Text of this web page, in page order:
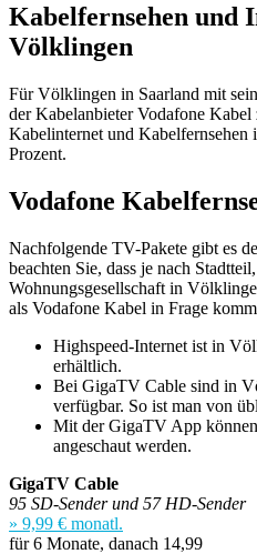
Kabelfernsehen und
Völklingen
Für Völklingen in Saarland mit
der Kabelanbieter Vodafone
Kabelinternet und
Prozent.
Vodafone
Nachfolgende TV-Pakete gibt es
beachten Sie, dass je nach
Wohnungsgesellschaft in
als Vodafone Kabel in Frage
Highspeed-Internet ist in
erhältlich.
Bei GigaTV Cable sind in
verfügbar. So ist man von
Mit der GigaTV App
angeschaut werden.
GigaTV Cable
95 SD-Sender und 57 HD-Sender
» 9,99 € monatl.
für 6 Monate, danach 14,99